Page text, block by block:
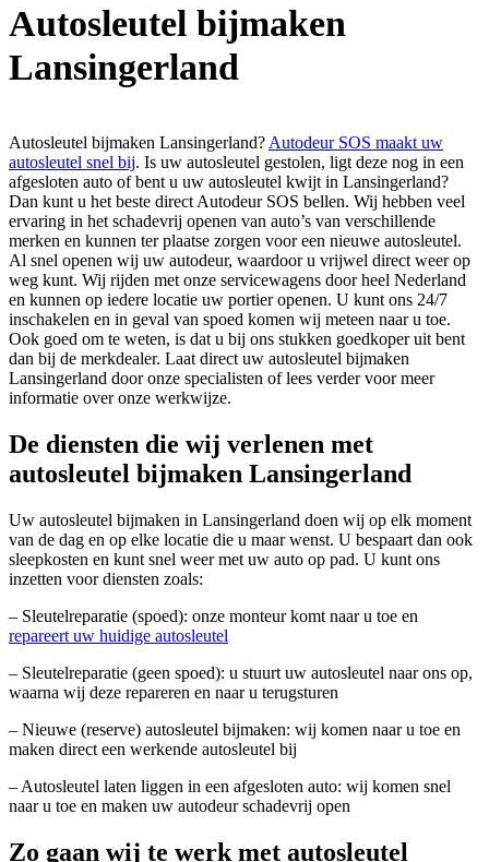
Autosleutel bijmaken
Lansingerland
Autosleutel bijmaken Lansingerland? Autodeur SOS maakt uw
autosleutel snel bij. Is uw autosleutel gestolen, ligt deze nog in een
afgesloten auto of bent u uw autosleutel kwijt in Lansingerland?
Dan kunt u het beste direct Autodeur SOS bellen. Wij hebben veel
ervaring in het schadevrij openen van auto’s van verschillende
merken en kunnen ter plaatse zorgen voor een nieuwe autosleutel.
Al snel openen wij uw autodeur, waardoor u vrijwel direct weer op
weg kunt. Wij rijden met onze servicewagens door heel Nederland
en kunnen op iedere locatie uw portier openen. U kunt ons 24/7
inschakelen en in geval van spoed komen wij meteen naar u toe.
Ook goed om te weten, is dat u bij ons stukken goedkoper uit bent
dan bij de merkdealer. Laat direct uw autosleutel bijmaken
Lansingerland door onze specialisten of lees verder voor meer
informatie over onze werkwijze.
De diensten die wij verlenen met
autosleutel bijmaken Lansingerland
Uw autosleutel bijmaken in Lansingerland doen wij op elk moment
van de dag en op elke locatie die u maar wenst. U bespaart dan ook
sleepkosten en kunt snel weer met uw auto op pad. U kunt ons
inzetten voor diensten zoals:
– Sleutelreparatie (spoed): onze monteur komt naar u toe en
repareert uw huidige autosleutel
– Sleutelreparatie (geen spoed): u stuurt uw autosleutel naar ons op,
waarna wij deze repareren en naar u terugsturen
– Nieuwe (reserve) autosleutel bijmaken: wij komen naar u toe en
maken direct een werkende autosleutel bij
– Autosleutel laten liggen in een afgesloten auto: wij komen snel
naar u toe en maken uw autodeur schadevrij open
Zo gaan wij te werk met autosleutel